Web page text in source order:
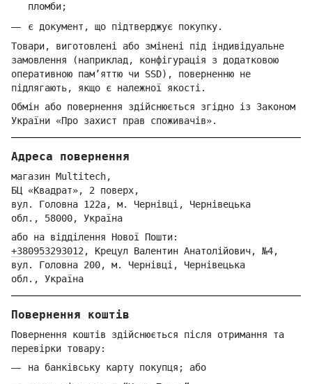
пломби;
є документ, що підтверджує покупку.
Товари, виготовлені або змінені під індивідуальне
замовлення (наприклад, конфігурація з додатковою
оперативною пам’яттю чи SSD), поверненню не
підлягають, якщо є належної якості.
Обмін або повернення здійснюється згідно із Законом
України «Про захист прав споживачів».
Адреса повернення
магазин Multitech,
БЦ «Квадрат», 2 поверх,
вул. Головна 122а, м. Чернівці, Чернівецька
обл., 58000, Україна
або на відділення Нової Пошти:
+380953293012 , Крецул Валентин Анатолійович, №4,
вул. Головна 200, м. Чернівці, Чернівецька
обл., Україна
Повернення коштів
Повернення коштів здійснюється після отримання та
перевірки товару:
на банківську карту покупця; або